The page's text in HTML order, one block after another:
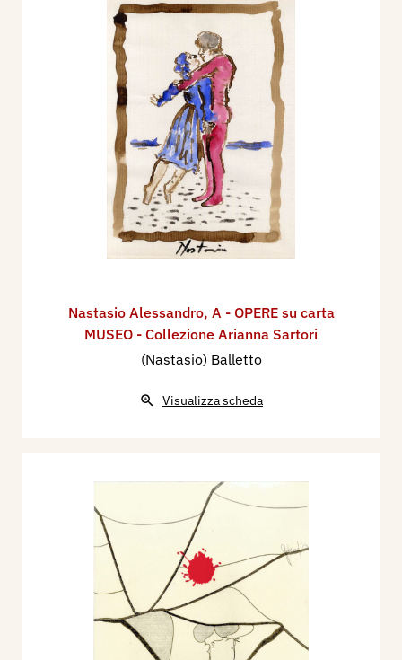
Nastasio Alessandro, A - OPERE su carta
MUSEO - Collezione Arianna Sartori
(Nastasio) Balletto
Visualizza scheda